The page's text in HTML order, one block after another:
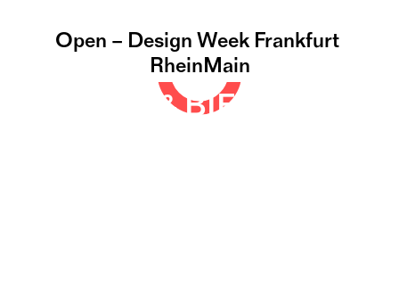
©
D&A
Open – Design Week Frankfurt
RheinMain
DAMM & BIERBAUM